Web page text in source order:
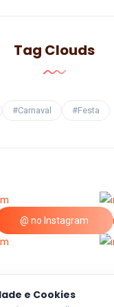
Tag Clouds
#Carnaval #Festa
@ no Instagram
e Cookies